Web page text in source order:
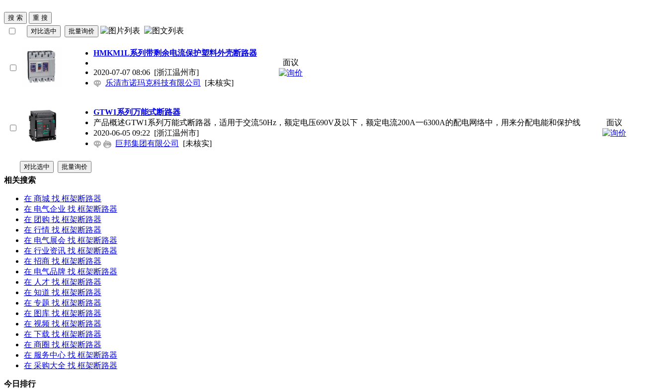
HMKM1L系列带剩余电流保护塑料外壳断路器
2020-07-07 08:06 [浙江温州市]
乐清市诺玛克科技有限公司
[未核实]
面议
GTW1系列万能式断路器
产品概述GTW1系列万能式断路器，适用于交流50Hz，额定电压690V及以下，额定电流200A一6300A的配电网络中，用来分配电能和保护线
2020-06-05 09:22 [浙江温州市]
巨邦集团有限公司
[未核实]
面议
相关搜索
在 商城 找 框架断路器
在 电气企业 找 框架断路器
在 团购 找 框架断路器
在 行情 找 框架断路器
在 电气展会 找 框架断路器
在 行业资讯 找 框架断路器
在 招商 找 框架断路器
在 电气品牌 找 框架断路器
在 人才 找 框架断路器
在 知道 找 框架断路器
在 专题 找 框架断路器
在 图库 找 框架断路器
在 视频 找 框架断路器
在 下载 找 框架断路器
在 商圈 找 框架断路器
在 服务中心 找 框架断路器
在 采购大全 找 框架断路器
今日排行